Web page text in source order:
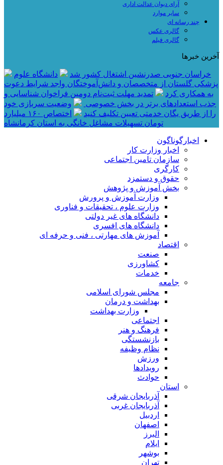
آرای دیوان عدالت اداری
سایر موارد
چند رسانه ای
گالری عکس
گالری فیلم
آخرین خبرها
خراسان جنوبی صدرنشین اشتغال کشور شد
دانشگاه علوم
پزشکی گلستان از متخصصان و دانش‌آموختگان واجد شرایط دعوت
به همکاری کرد
تمدید مهلت ثبت‌نام دومین فراخوان شناسایی و
جذب استعدادهای برتر در بخش خصوصی
وضعیت سربازی خود
را از طریق یگان خدمتی تعیین تکلیف کنید
اختصاص ۱۶۰ میلیارد
تومان تسهیلات مشاغل خانگی به استان کرمانشاه
اخبارگوناگون
اخبار وزارت کار
سازمان تامین اجتماعی
کارگری
حقوق و دستمزد
بخش آموزش و پژوهش
وزارت آموزش و پرورش
وزارت علوم ، تحقیقات و فناوری
دانشگاه های غیر دولتی
دانشگاه های افسری
آموزش های مهارتی ، فنی و حرفه ای
اقتصاد
صنعت
کشاورزی
خدمات
جامعه
مجلس شورای اسلامی
بهداشت و درمان
وزارت بهداشت
اجتماعی
فرهنگ و هنر
بازنشستگی
نظام وظیفه
ورزش
رویدادها
حوادث
استان
آذربایجان شرقی
آذربایجان غربی
اردبیل
اصفهان
البرز
ایلام
بوشهر
تهران